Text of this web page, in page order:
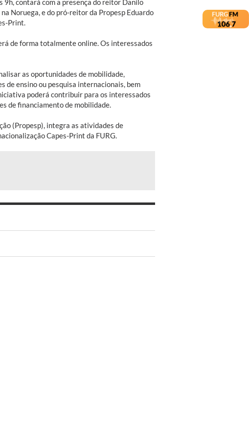
Noruega, e do pró-reitor da Propesp Eduardo
Print.
de forma totalmente online. Os interessados
as oportunidades de mobilidade,
de ensino ou pesquisa internacionais, bem
poderá contribuir para os interessados
de financiamento de mobilidade.
(Propesp), integra as atividades de
Capes-Print da FURG.